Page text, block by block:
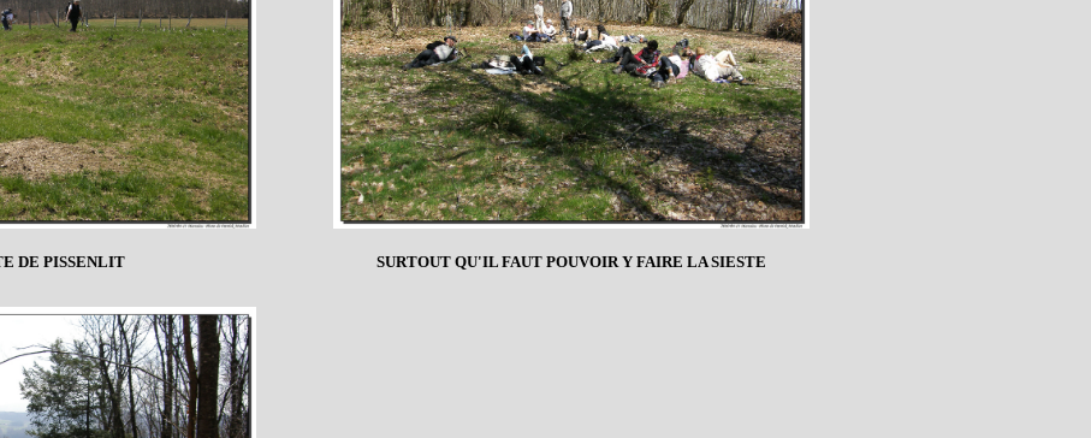
DE PISSENLIT SURTOUT QU'IL FAUT POUVOIR Y FAIRE LA SIESTE